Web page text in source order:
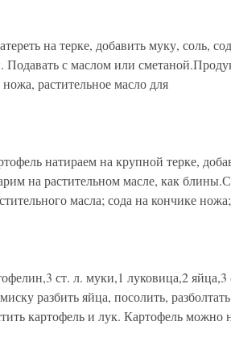
на терке, добавить муку, соль,
Подавать с маслом или
растительное масло для
натираем на крупной терке,
на растительном масле, как
масла; сода на кончике
ст. л. муки,1 луковица,2 яйца,3
разбить яйца, посолить,
картофель и лук. Картофель можно